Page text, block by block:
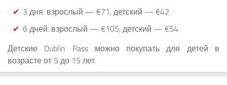
3 дня: взрослый — €71, детский — €42
6 дней: взрослый — €105, детский — €54
Детские Dublin Pass можно покупать для детей в
возрасте от 5 до 15 лет.